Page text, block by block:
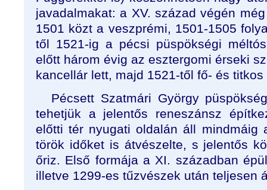
javadalmakat: a XV. század végén
1501 közt a veszprémi, 1501-1505
től 1521-ig a pécsi püspökségi
előtt három évig az esztergomi érseki
kancellár lett, majd 1521-től fő- és
Pécsett Szatmári György
tehetjük a jelentős reneszánsz
előtti tér nyugati oldalán áll mindmáig
török időket is átvészelte, s jelentős
őriz. Első formája a XI. században
illetve 1299-es tűzvészek után teljesen